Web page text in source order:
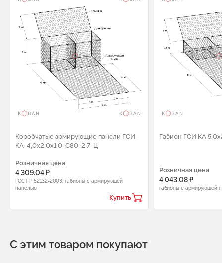
Коробчатые армирующие панели ГСИ-
КА-4,0х2,0х1,0-С80-2,7-Ц
Розничная цена
4 309.04 ₽
ГОСТ Р 52132-2003, габионы с армирующей
панелью
Купить
Габион ГСИ КА
Розничная цена
4 043.08 ₽
габионы с армирующей
С этим товаром покупают